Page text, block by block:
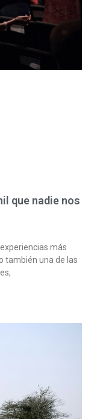
que nadie nos
más
también una de las